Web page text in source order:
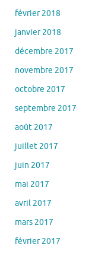
février 2018
janvier 2018
décembre 2017
novembre 2017
octobre 2017
septembre 2017
août 2017
juillet 2017
juin 2017
mai 2017
avril 2017
mars 2017
février 2017